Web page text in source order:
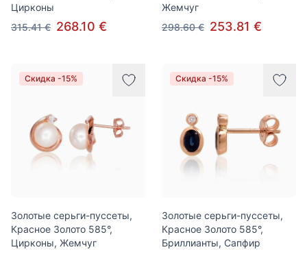
Цирконы
315.41 € 268.10 €
Жемчуг
298.60 € 253.81 €
Скидка -15%
Золотые серьги-пуссеты,
Красное Золото 585°,
Цирконы, Жемчуг
Скидка -15%
Золотые серьги-пуссеты,
Красное Золото 585°,
Бриллианты, Сапфир